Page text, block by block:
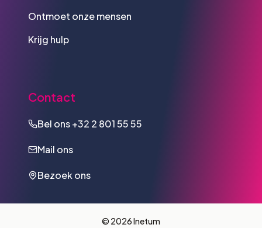
Ontmoet onze mensen
Krijg hulp
Contact
Bel ons+32 2 801 55 55
Mail ons
Bezoek ons
© 2026 Inetum